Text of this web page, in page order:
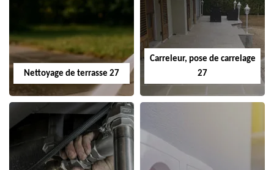
Nettoyage de terrasse 27
Carreleur, pose de carrelage
27